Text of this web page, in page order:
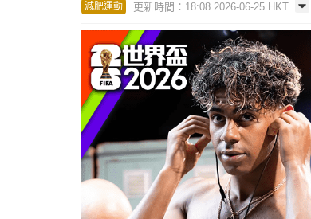
減肥運動 更新時間：18:08 2026-06-25 HKT